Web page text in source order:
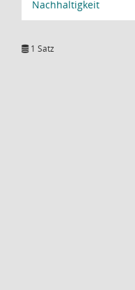
Nachhaltigkeit
1 Satz